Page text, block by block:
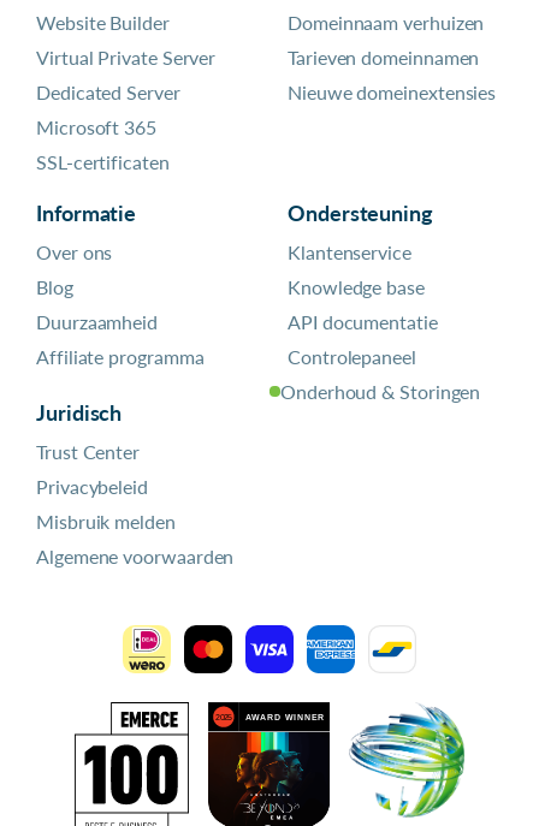
Website Builder
Virtual Private Server
Dedicated Server
Microsoft 365
SSL-certificaten
Domeinnaam verhuizen
Tarieven domeinnamen
Nieuwe domeinextensies
Informatie
Over ons
Blog
Duurzaamheid
Affiliate programma
Juridisch
Trust Center
Privacybeleid
Misbruik melden
Algemene voorwaarden
Ondersteuning
Klantenservice
Knowledge base
API documentatie
Controlepaneel
Onderhoud & Storingen